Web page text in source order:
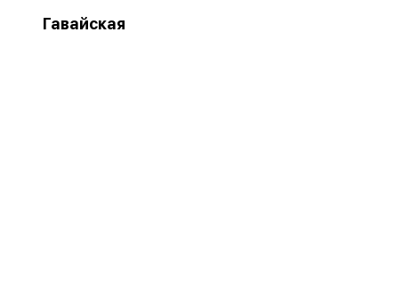
Гавайская